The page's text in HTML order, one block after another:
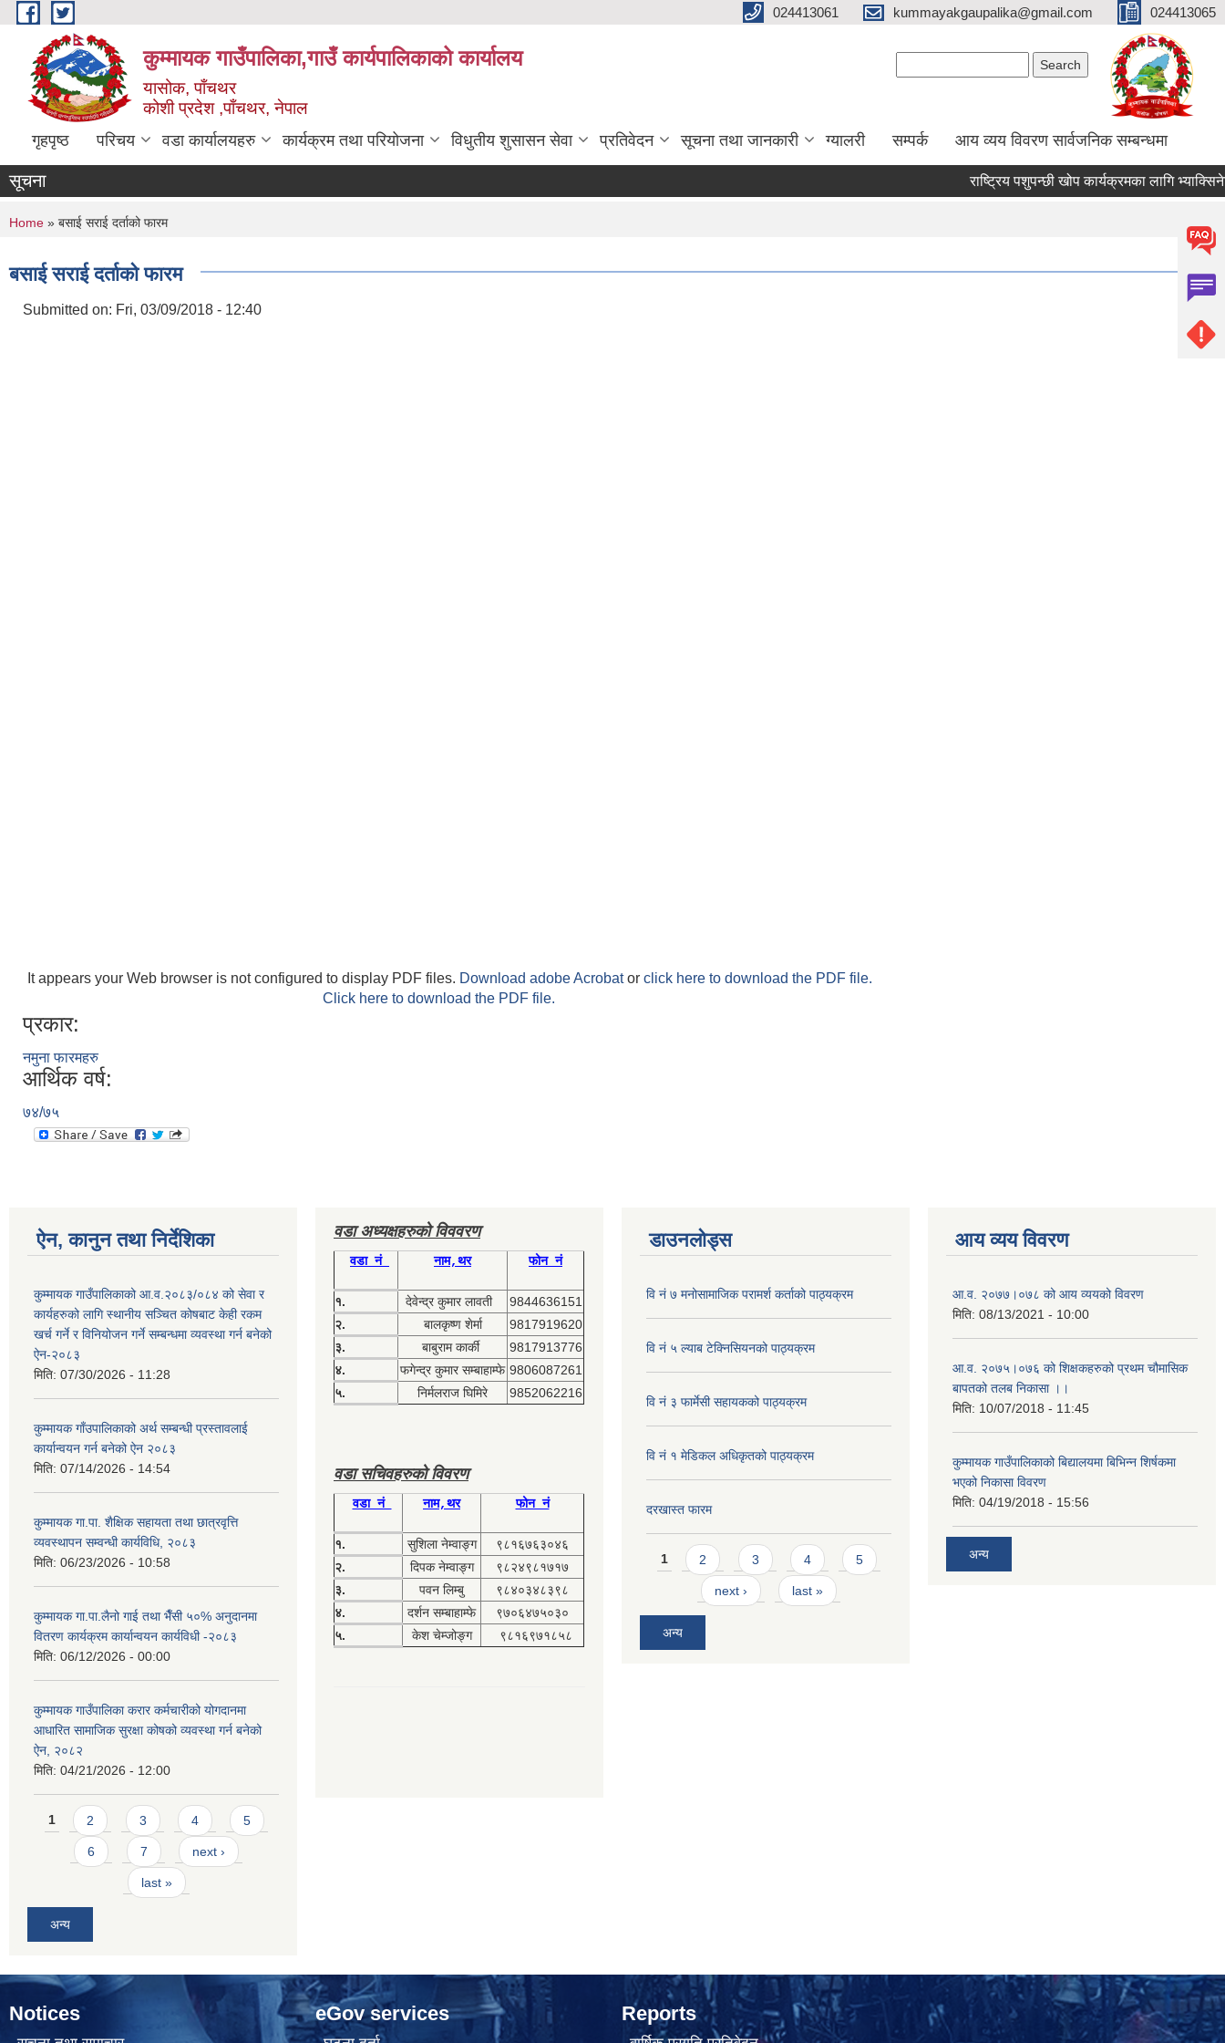
Skip to main content 024413061 kummayakgaupalika@gmail.com 024413065
कुम्मायक गाउँपालिका,गाउँ कार्यपालिकाको कार्यालय
यासोक, पाँचथर
कोशी प्रदेश ,पाँचथर, नेपाल
गृहपृष्ठ परिचय वडा कार्यालयहरु कार्यक्रम तथा परियोजना विधुतीय शुसासन सेवा प्रतिवेदन सूचना तथा जानकारी ग्यालरी सम्पर्क आय व्यय विवरण सार्वजनिक सम्बन्धमा
सूचना राष्ट्रिय पशुपन्छी खोप कार्यक्रमका लागि
You are here
Home » बसाई सराई दर्ताको फारम
बसाई सराई दर्ताको फारम
Submitted on: Fri, 03/09/2018 - 12:40
It appears your Web browser is not configured to display PDF files. Download adobe Acrobator click here to download the PDF file.
Click here to download the PDF file.
प्रकार:
नमुना फारमहरु
आर्थिक वर्ष:
७४/७५
ऐन, कानुन तथा निर्देशिका
कुम्मायक गाउँपालिकाको आ.व.२०८३/०८४ को सेवा र
कार्यहरुको लागि स्थानीय सञ्चित कोषबाट केही रकम
खर्च गर्ने र विनियोजन गर्ने सम्बन्धमा व्यवस्था गर्न बनेको
ऐन-२०८३
मिति: 07/30/2026 - 11:28
कुम्मायक गाँउपालिकाको अर्थ सम्बन्धी प्रस्तावलाई
कार्यान्वयन गर्न बनेको ऐन २०८३
मिति: 07/14/2026 - 14:54
कुम्मायक गा.पा. शैक्षिक सहायता तथा छात्रवृत्ति
व्यवस्थापन सम्वन्धी कार्यविधि, २०८३
मिति: 06/23/2026 - 10:58
कुम्मायक गा.पा.लैनो गाई तथा भैँसी ५०% अनुदानमा
वितरण कार्यक्रम कार्यान्वयन कार्यविधी -२०८३
मिति: 06/12/2026 - 00:00
कुम्मायक गाउँपालिका करार कर्मचारीको योगदानमा
आधारित सामाजिक सुरक्षा कोषको व्यवस्था गर्न बनेको
ऐन, २०८२
मिति: 04/21/2026 - 12:00
Pages
1 2 3 4 5
6 7 next ›
last »
अन्य
वडा अध्यक्षहरुको विववरण
वडा नं नाम,थर फोन नं
१. देवेन्द्र कुमार लावती
9844636151
२.
बालकृष्ण शेर्मा
9817919620
३.
बाबुराम कार्की
9817913776
४.
फगेन्द्र कुमार सम्बाहाम्फे 9806087261
५.
निर्मलराज घिमिरे 9852062216
वडा सचिवहरुको विवरण
वडा नं नाम,थर फोन नं
१. सुशिला नेम्वाङ्ग
९८१६७६३०४६
२.
दिपक नेम्वाङ्ग
९८२४९८१७१७
३.
पवन लिम्बु
९८४०३४८३९८
४.
दर्शन सम्बाहाम्फे
९७०६४७५०३०
५.
केश चेम्जोङ्ग ९८१६९७१८५८
डाउनलोड्स
वि नं ७ मनोसामाजिक परामर्श कर्ताको पाठ्यक्रम
वि नं ५ ल्याब टेक्निसियनको पाठ्यक्रम
वि नं ३ फार्मेसी सहायकको पाठ्यक्रम
वि नं १ मेडिकल अधिकृतको पाठ्यक्रम
दरखास्त फारम
Pages
1 2 3 4 5
next › last »
अन्य
आय व्यय विवरण
आ.व. २०७७।०७८ को आय व्ययको विवरण
मिति: 08/13/2021 - 10:00
आ.व. २०७५।०७६ को शिक्षकहरुको प्रथम चौमासिक
बापतको तलब निकासा ।।
मिति: 10/07/2018 - 11:45
कुम्मायक गाउँपालिकाको बिद्यालयमा बिभिन्न शिर्षकमा
भएको निकासा विवरण
मिति: 04/19/2018 - 15:56
अन्य
Notices eGov services Reports